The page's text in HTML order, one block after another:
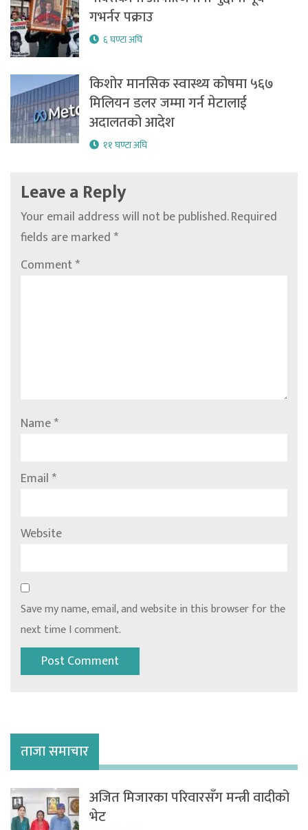
गभर्नर पक्राउ
६ घण्टा अघि
किशोर मानसिक स्वास्थ्य कोषमा ५६७
मिलियन डलर जम्मा गर्न मेटालाई
अदालतको आदेश
११ घण्टा अघि
Leave a Reply
Your email address will not be published.Required
fields are marked*
Comment*
Name*
Email*
Website
Save my name, email, and website in this browser for the
next time I comment.
ताजा समाचार
अजित मिजारका परिवारसँग मन्त्री वादीको
भेट